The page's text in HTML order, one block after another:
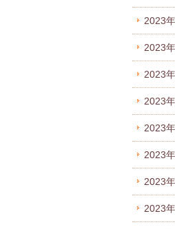
2023
2023
2023
2023
2023
2023
2023
2023